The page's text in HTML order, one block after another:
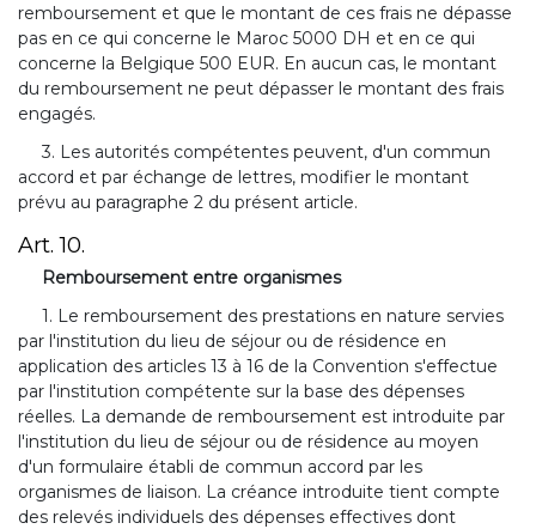
remboursement et que le montant de ces frais ne dépasse
pas en ce qui concerne le Maroc 5000 DH et en ce qui
concerne la Belgique 500 EUR. En aucun cas, le montant
du remboursement ne peut dépasser le montant des frais
engagés.
3. Les autorités compétentes peuvent, d'un commun
accord et par échange de lettres, modifier le montant
prévu au paragraphe 2 du présent article.
Art. 10.
Remboursement entre organismes
1. Le remboursement des prestations en nature servies
par l'institution du lieu de séjour ou de résidence en
application des articles 13 à 16 de la Convention s'effectue
par l'institution compétente sur la base des dépenses
réelles. La demande de remboursement est introduite par
l'institution du lieu de séjour ou de résidence au moyen
d'un formulaire établi de commun accord par les
organismes de liaison. La créance introduite tient compte
des relevés individuels des dépenses effectives dont